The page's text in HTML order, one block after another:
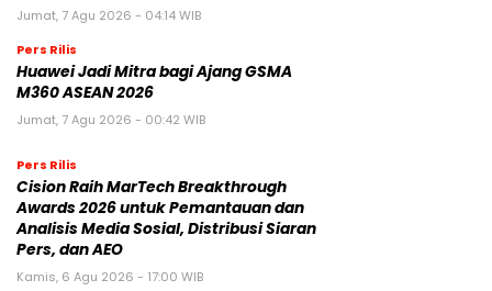
Jumat, 7 Agu 2026 - 04:14 WIB
Pers Rilis
Huawei Jadi Mitra bagi Ajang GSMA
M360 ASEAN 2026
Jumat, 7 Agu 2026 - 00:42 WIB
Pers Rilis
Cision Raih MarTech Breakthrough
Awards 2026 untuk Pemantauan dan
Analisis Media Sosial, Distribusi Siaran
Pers, dan AEO
Kamis, 6 Agu 2026 - 17:00 WIB